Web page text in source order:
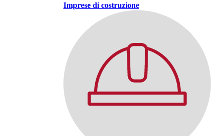
Imprese di costruzione